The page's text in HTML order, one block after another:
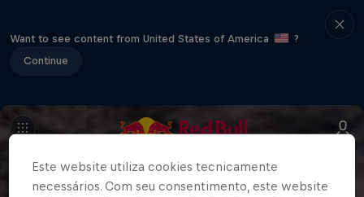
Want to see content from United States of America
?
Continue
Este website utiliza cookies tecnicamente
necessários. Com seu consentimento, este website